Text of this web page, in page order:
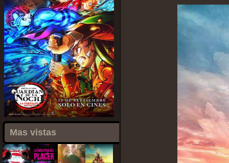
Mas vistas